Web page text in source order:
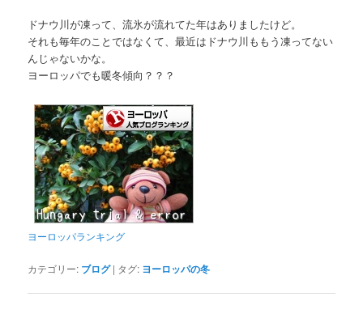
ドナウ川が凍って、流氷が流れてた年はありましたけど。
それも毎年のことではなくて、最近はドナウ川ももう凍ってない
んじゃないかな。
ヨーロッパでも暖冬傾向？？？
ヨーロッパランキング
カテゴリー: ブログ | タグ: ヨーロッパの冬